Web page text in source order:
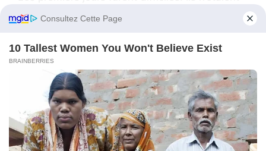
pas habitués aux routines ni aux lits propres.
Santiago se réveillait en sursaut, attendant des
cris. Lucía pleurait une mère dont elle se
souvenait à peine. Emiliano mangeait vite,
comme si la nourriture allait disparaître. Carlitos
voulait tout faire : protéger, ranger, surveiller —
comme si lâcher le contrôle était dangereux.
Valentina et Héctor se partagèrent l’amour
comme on partage le pain : sans que personne
n’en manque.